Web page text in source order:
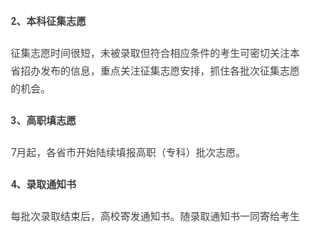
2、本科征集志愿
征集志愿时间很短，未被录取但符合相应条件的考生可密切关注本
省招办发布的信息，重点关注征集志愿安排，抓住各批次征集志愿
的机会。
3、高职填志愿
7月起，各省市开始陆续填报高职（专科）批次志愿。
4、录取通知书
每批次录取结束后，高校寄发通知书。随录取通知书一同寄给考生